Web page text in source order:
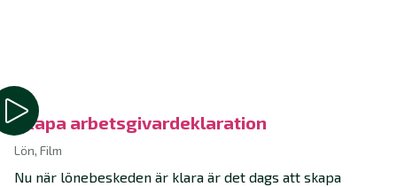
Skapa arbetsgivardeklaration
Lön, Film
Nu när lönebeskeden är klara är det dags att skapa